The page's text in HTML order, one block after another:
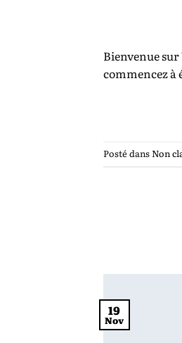
Bienvenue
commencez à
Posté dansNon
19
Nov